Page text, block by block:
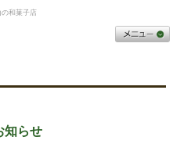
の和菓子店
知らせ